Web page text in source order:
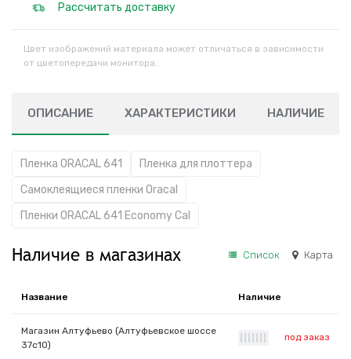
Рассчитать доставку
Цвет изображений материала может отличаться в зависимости
от цветопередачи монитора.
ОПИСАНИЕ ХАРАКТЕРИСТИКИ НАЛИЧИЕ
Пленка ORACAL 641
Пленка для плоттера
Самоклеящиеся пленки Oracal
Пленки ORACAL 641 Economy Cal
Наличие в магазинах Список Карта
Название Наличие
Магазин Алтуфьево (Алтуфьевское шоссе
37с10)
под заказ